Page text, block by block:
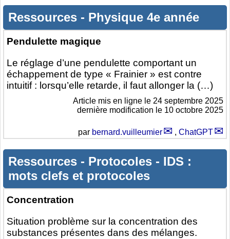
Ressources - Physique 4e année
Pendulette magique
Le réglage d’une pendulette comportant un
échappement de type « Frainier » est contre
intuitif : lorsqu’elle retarde, il faut allonger la (…)
Article mis en ligne le 24 septembre 2025
dernière modification le 10 octobre 2025
par bernard.vuilleumier , ChatGPT
Ressources - Protocoles - IDS :
mots clefs et protocoles
Concentration
Situation problème sur la concentration des
substances présentes dans des mélanges.